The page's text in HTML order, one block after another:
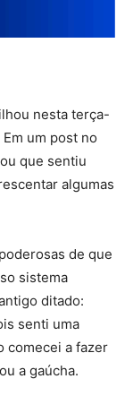
nesta terça-
um post no
que sentiu
algumas
de que
sistema
ditado:
senti uma
comecei a fazer
a gaúcha.